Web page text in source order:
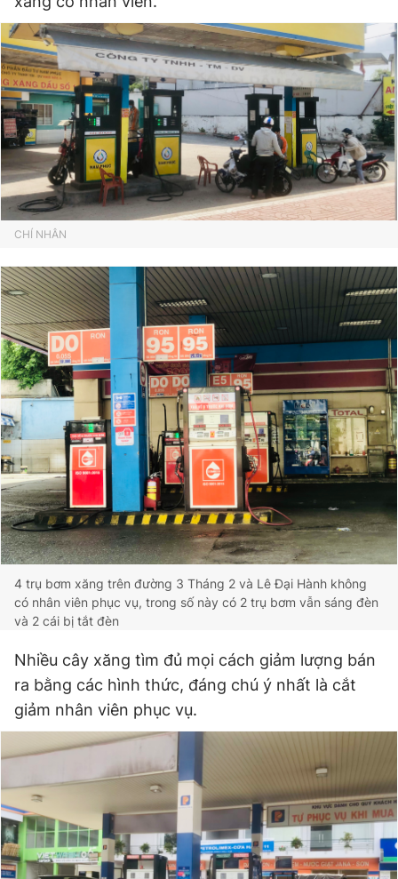
CHÍ NHÂN
4 trụ bơm xăng trên đường 3 Tháng 2 và Lê Đại Hành không
có nhân viên phục vụ, trong số này có 2 trụ bơm vẫn sáng đèn
và 2 cái bị tắt đèn
Nhiều cây xăng tìm đủ mọi cách giảm lượng bán
ra bằng các hình thức, đáng chú ý nhất là cắt
giảm nhân viên phục vụ.